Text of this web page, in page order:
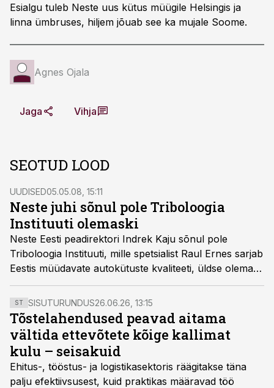
Esialgu tuleb Neste uus kütus müügile Helsingis ja
linna ümbruses, hiljem jõuab see ka mujale Soome.
Agnes Ojala
Jaga Vihja
SEOTUD LOOD
UUDISED05.05.08, 15:11
Neste juhi sõnul pole Triboloogia
Instituuti olemaski
Neste Eesti peadirektori Indrek Kaju sõnul pole
Triboloogia Instituuti, mille spetsialist Raul Ernes sarjab
Eestis müüdavate autokütuste kvaliteeti, üldse olemas,
kirjutas postimees.ee.
ST SISUTURUNDUS26.06.26, 13:15
Tõstelahendused peavad aitama
vältida ettevõtete kõige kallimat
kulu – seisakuid
Ehitus-, tööstus- ja logistikasektoris räägitakse täna
palju efektiivsusest, kuid praktikas määravad töö